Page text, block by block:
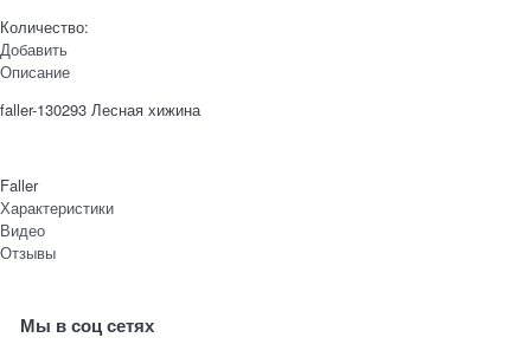
Количество:
Добавить
Описание
faller-130293 Лесная хижина
Faller
Характеристики
Видео
Отзывы
Мы в соц сетях